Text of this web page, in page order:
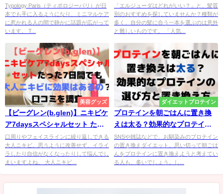
目のミニマルスキンケア
Typology Paris（ティポロジーパリ）が日
本でも手に入るようになり、ミニマルケア
に惹かれる人の間で静かに話題が広がって
います。 T...
「エルジューダはどれがいい？」と、髪質
別のおすすめを探していませんか？種類が
多く、自分の髪に合う一本を選ぶのは意外
と難しいものです。 「人気...
美容グッズ
【ビーグレン(b.glen)】ニキビケ
ア7daysスペシャルセット たっ
た7日間でも大人ニキビに効果は
あるの？口コミを調査
口周りやフェイスラインに繰り返しできる
大人ニキビ。思うように改善せず、イライ
ラしたり自信がなくなったりして悩んでし
まいますよね。 大人ニキビ...
ダイエットプロテイン
プロテインを朝ごはんに置き換
えは太る？効果的なプロテイン
の選び方と置き換え方
SNSや雑誌などで、お馴染みのプロテイン
の置き換えダイエット。思い切って朝ごは
んをプロテインに置き換えようと考えてい
る人も、多いでしょう。し...